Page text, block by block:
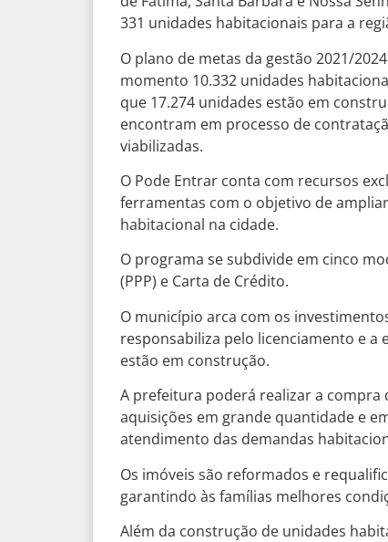
331 unidades habitacionais para a
O plano de metas da gestão 2021/
momento 10.332 unidades
que 17.274 unidades estão em
encontram em processo de
viabilizadas.
O Pode Entrar conta com recursos
ferramentas com o objetivo de
habitacional na cidade.
O programa se subdivide em cinco
(PPP) e Carta de Crédito.
O município arca com os
responsabiliza pelo licenciamento e a
estão em construção.
A prefeitura poderá realizar a compra
aquisições em grande quantidade e
atendimento das demandas
Os imóveis são reformados e
garantindo às famílias melhores
Além da construção de unidades